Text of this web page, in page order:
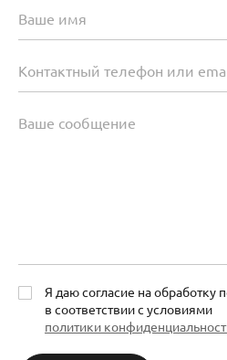
Я даю согласие на обработку
в соответствии с условиями
политики